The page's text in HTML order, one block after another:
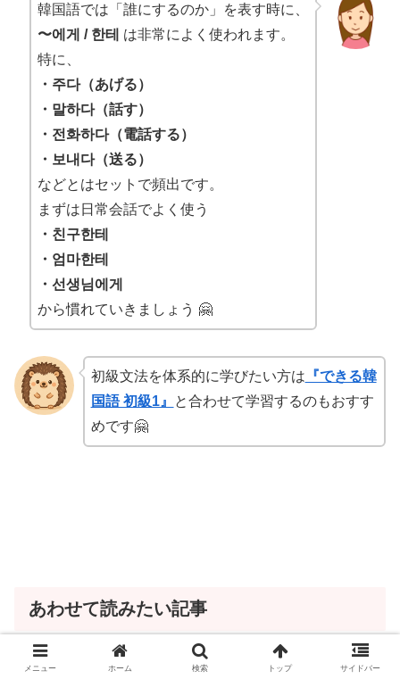
韓国語では「誰にするのか」を表す時に、
〜에게 / 한테
は非常によく使われます。
特に、
・주다（あげる）
・말하다（話す）
・전화하다（電話する）
・보내다（送る）
などとはセットで頻出です。
まずは日常会話でよく使う
・친구한테
・엄마한테
・선생님에게
から慣れていきましょう 🤗
初級文法を体系的に学びたい方は 『できる韓
国語 初級1』
と合わせて学習するのもおすす
めです🤗
あわせて読みたい記事
メニュー ホーム 検索 トップ サイドバー